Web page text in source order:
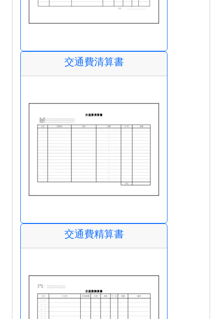
交通費清算書
交通費精算書